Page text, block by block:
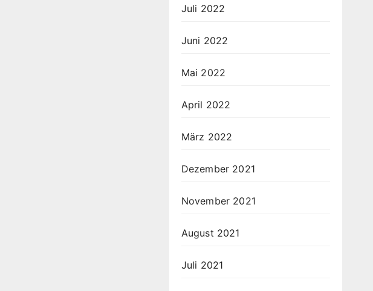
Juli 2022
Juni 2022
Mai 2022
April 2022
März 2022
Dezember 2021
November 2021
August 2021
Juli 2021